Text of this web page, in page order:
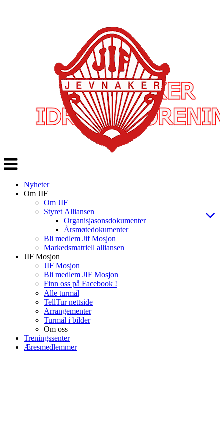
Veksle
navigasjon
Nyheter
Om JIF
Om JIF
Styret Alliansen
Organisjasonsdokumenter
Årsmøtedokumenter
Bli medlem Jif Mosjon
Markedsmatriell alliansen
JIF Mosjon
JIF Mosjon
Bli medlem JIF Mosjon
Finn oss på Facebook !
Alle turmål
TellTur nettside
Arrangementer
Turmål i bilder
Om oss
Treningssenter
Æresmedlemmer